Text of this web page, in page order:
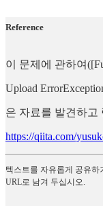
Reference
이 문제에 관하여
Upload
은 자료를 발견하고
https://qiita.com/
텍스트를 자유롭게 공유
URL로 남겨 두십시오.